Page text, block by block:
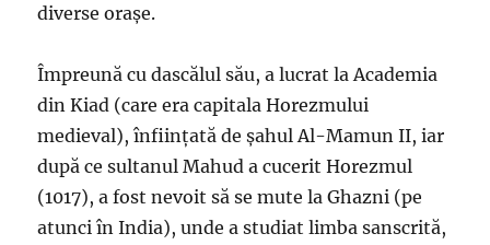
diverse orașe.
Împreună cu dascălul său, a lucrat la Academia
din Kiad (care era capitala Horezmului
medieval), înființată de șahul Al-Mamun II, iar
după ce sultanul Mahud a cucerit Horezmul
(1017), a fost nevoit să se mute la Ghazni (pe
atunci în India), unde a studiat limba sanscrită,